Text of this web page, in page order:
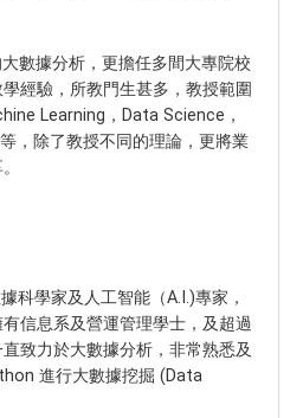
數據分析，更擔任多間大專院校
經驗，所教門生甚多，教授範圍
Learning，Data Science，
，除了教授不同的理論，更將業
科學家及人工智能（A.I.)專家，
信息系及營運管理學士，及超過
致力於大數據分析，非常熟悉及
進行大數據挖掘 (Data